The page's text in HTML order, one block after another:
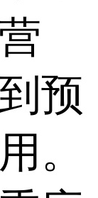
预
。